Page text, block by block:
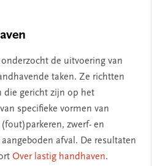
de uitvoering van
taken. Ze richtten
die gericht zijn op het
specifieke vormen van
zwerf- en
afval. De resultaten
Over lastig handhaven.